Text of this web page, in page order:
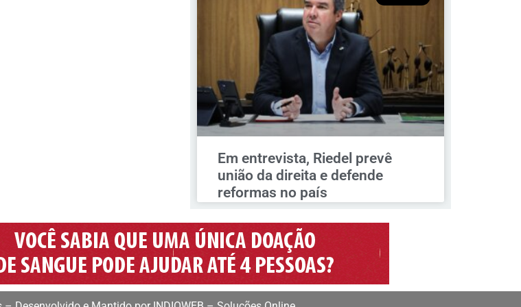
Em entrevista, Riedel prevê
união da direita e defende
reformas no país